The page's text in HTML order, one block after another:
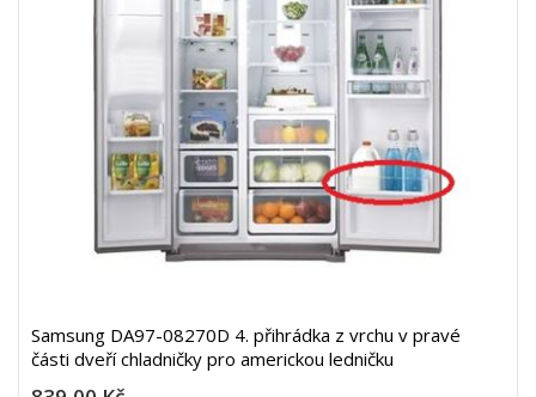
Samsung DA97-08270D 4. přihrádka z vrchu v pravé
části dveří chladničky pro americkou ledničku